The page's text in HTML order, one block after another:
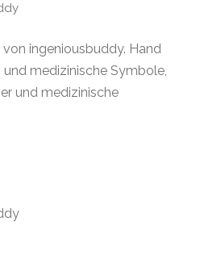
von ingeniousbuddy. Hand
medizinische Symbole,
und medizinische